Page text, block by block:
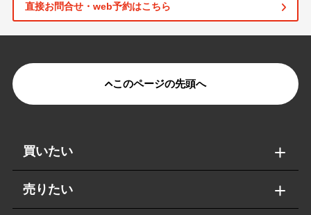
直接お問合せ・web予約はこちら
このページの先頭へ
買いたい
売りたい